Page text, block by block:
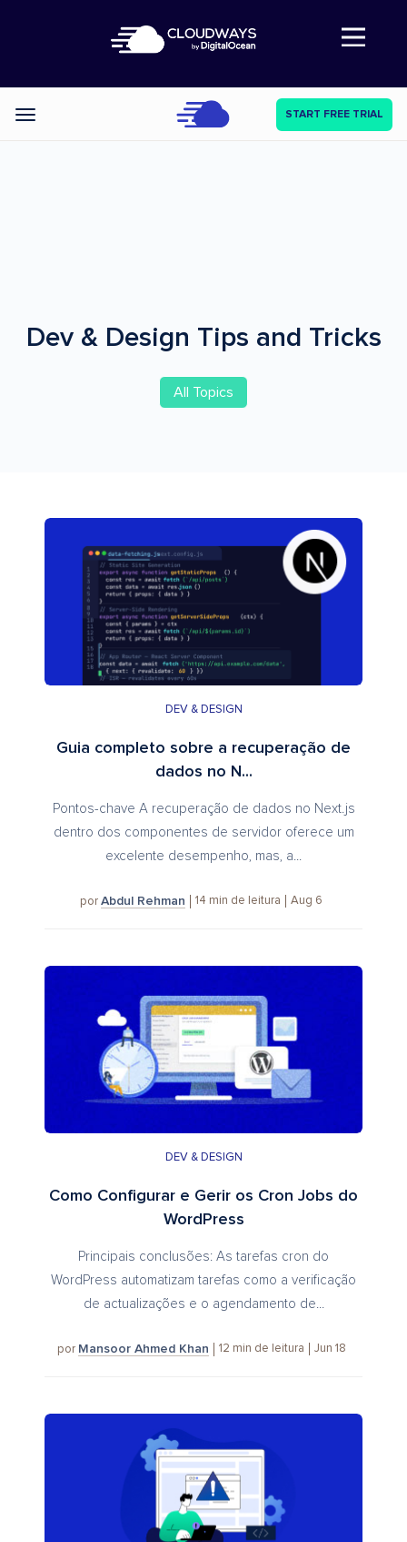
Abre a navegação
Categories START FREE TRIAL
Dev & Design Tips and Tricks
All Topics
DEV & DESIGN
Guia completo sobre a recuperação de
dados no N...
Pontos-chave A recuperação de dados no Next.js
dentro dos componentes de servidor oferece um
excelente desempenho, mas, a...
por Abdul Rehman 14 min de leitura Aug 6
DEV & DESIGN
Como Configurar e Gerir os Cron Jobs do
WordPress
Principais conclusões: As tarefas cron do
WordPress automatizam tarefas como a verificação
de actualizações e o agendamento de...
por Mansoor Ahmed Khan 12 min de leitura Jun 18